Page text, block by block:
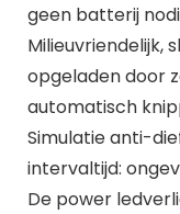
geen batterij
Milieuvriendelijk,
opgeladen door
automatisch
Simulatie anti-
intervaltijd:
De power